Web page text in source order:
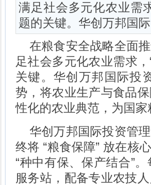
满足社会多元化农业需
题的关键。华创万邦国际
在粮食安全战略全面
足社会多元化农业需求
关键。华创万邦国际投
势，将农业生产与食品
性化的农业典范，为国
华创万邦国际投资管
终将 “粮食保障” 放在核
“种中有保、保产结合”
服务站，配备专业农技